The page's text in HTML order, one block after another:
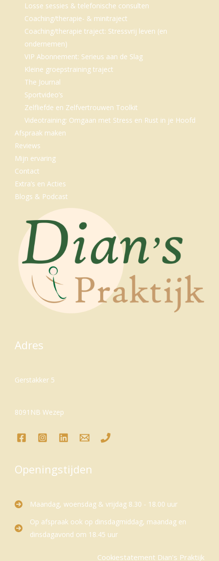
Losse sessies & telefonische consulten
Coaching/therapie- & minitraject
Coaching/therapie traject: Stressvrij leven (en
ondernemen)
VIP Abonnement: Serieus aan de Slag
Kleine groepstraining traject
The Journal
Sportvideo’s
Zelfliefde en Zelfvertrouwen Toolkit
Videotraining: Omgaan met Stress en Rust in je Hoofd
Afspraak maken
Reviews
Mijn ervaring
Contact
Extra’s en Acties
Blogs & Podcast
Adres
Gerstakker 5
8091NB Wezep
Openingstijden
Maandag, woensdag & vrijdag 8.30 - 18.00 uur
Op afspraak ook op dinsdagmiddag, maandag en
dinsdagavond om 18.45 uur
Cookiestatement Dian's Praktijk